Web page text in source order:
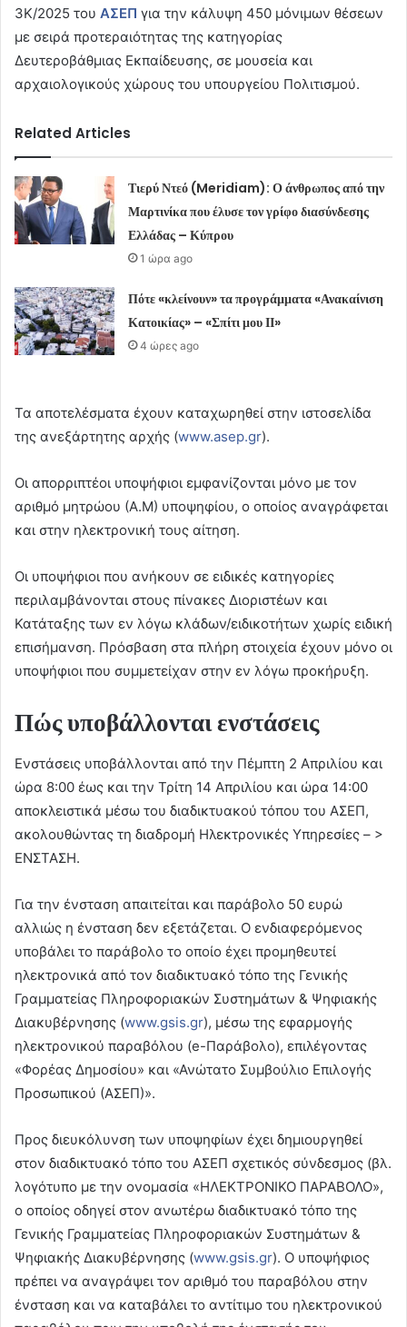
3Κ/2025 του ΑΣΕΠ για την κάλυψη 450 μόνιμων θέσεων
με σειρά προτεραιότητας της κατηγορίας
Δευτεροβάθμιας Εκπαίδευσης, σε μουσεία και
αρχαιολογικούς χώρους του υπουργείου Πολιτισμού.
Related Articles
Τιερύ Ντεό (Meridiam): Ο άνθρωπος από την
Μαρτινίκα που έλυσε τον γρίφο διασύνδεσης
Ελλάδας – Κύπρου
1 ώρα ago
Πότε «κλείνουν» τα προγράμματα «Ανακαίνιση
Κατοικίας» – «Σπίτι μου ΙΙ»
4 ώρες ago
Τα αποτελέσματα έχουν καταχωρηθεί στην ιστοσελίδα
της ανεξάρτητης αρχής (www.asep.gr).
Οι απορριπτέοι υποψήφιοι εμφανίζονται μόνο με τον
αριθμό μητρώου (Α.Μ) υποψηφίου, ο οποίος αναγράφεται
και στην ηλεκτρονική τους αίτηση.
Οι υποψήφιοι που ανήκουν σε ειδικές κατηγορίες
περιλαμβάνονται στους πίνακες Διοριστέων και
Κατάταξης των εν λόγω κλάδων/ειδικοτήτων χωρίς ειδική
επισήμανση. Πρόσβαση στα πλήρη στοιχεία έχουν μόνο οι
υποψήφιοι που συμμετείχαν στην εν λόγω προκήρυξη.
Πώς υποβάλλονται ενστάσεις
Ενστάσεις υποβάλλονται από την Πέμπτη 2 Απριλίου και
ώρα 8:00 έως και την Τρίτη 14 Απριλίου και ώρα 14:00
αποκλειστικά μέσω του διαδικτυακού τόπου του ΑΣΕΠ,
ακολουθώντας τη διαδρομή Ηλεκτρονικές Υπηρεσίες – >
ΕΝΣΤΑΣΗ.
Για την ένσταση απαιτείται και παράβολο 50 ευρώ
αλλιώς η ένσταση δεν εξετάζεται. Ο ενδιαφερόμενος
υποβάλει το παράβολο το οποίο έχει προμηθευτεί
ηλεκτρονικά από τον διαδικτυακό τόπο της Γενικής
Γραμματείας Πληροφοριακών Συστημάτων & Ψηφιακής
Διακυβέρνησης (www.gsis.gr), μέσω της εφαρμογής
ηλεκτρονικού παραβόλου (e-Παράβολο), επιλέγοντας
«Φορέας Δημοσίου» και «Ανώτατο Συμβούλιο Επιλογής
Προσωπικού (ΑΣΕΠ)».
Προς διευκόλυνση των υποψηφίων έχει δημιουργηθεί
στον διαδικτυακό τόπο του ΑΣΕΠ σχετικός σύνδεσμος (βλ.
λογότυπο με την ονομασία «ΗΛΕΚΤΡΟΝΙΚΟ ΠΑΡΑΒΟΛΟ»,
ο οποίος οδηγεί στον ανωτέρω διαδικτυακό τόπο της
Γενικής Γραμματείας Πληροφοριακών Συστημάτων &
Ψηφιακής Διακυβέρνησης (www.gsis.gr). Ο υποψήφιος
πρέπει να αναγράψει τον αριθμό του παραβόλου στην
ένσταση και να καταβάλει το αντίτιμο του ηλεκτρονικού